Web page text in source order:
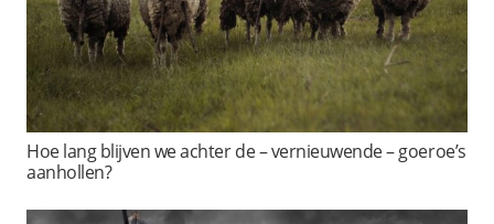
Hoe lang blijven we achter de – vernieuwende – goeroe’s
aanhollen?